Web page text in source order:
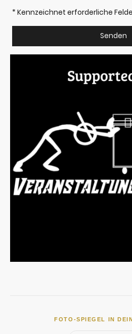
* Kennzeichnet erforderliche
Senden
FOTO-SPIEGEL IN